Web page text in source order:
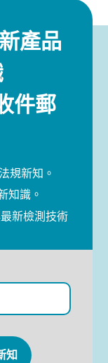
產品
件郵
規新知。
知識。
新檢測技術
知